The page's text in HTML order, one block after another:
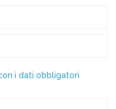
i dati obbligatori